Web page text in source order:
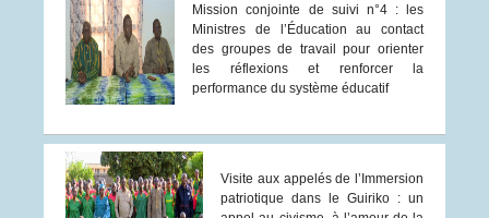
Mission conjointe de suivi n°4 : les
Ministres de l’Éducation au contact
des groupes de travail pour orienter
les réflexions et renforcer la
performance du système éducatif
Visite aux appelés de l’Immersion
patriotique dans le Guiriko : un